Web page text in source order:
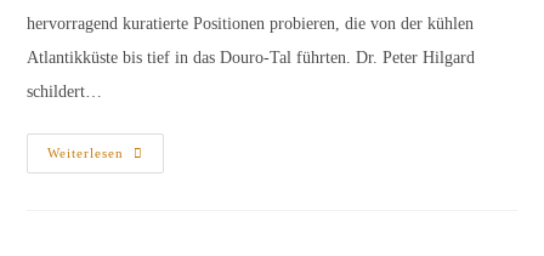
hervorragend kuratierte Positionen probieren, die von der kühlen
Atlantikküste bis tief in das Douro-Tal führten. Dr. Peter Hilgard
schildert…
Weiterlesen
Die
„Großartige